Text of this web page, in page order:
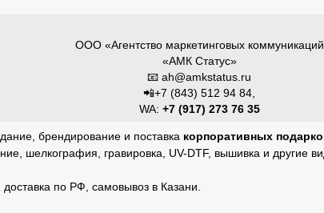
ООО «Агентство маркетинговых коммуникаций
«АМК Статус»
📧 ah@amkstatus.ru
📲+7 (843) 512 94 84,
WA: +7 (917) 273 76 35
брендирование и поставка корпоративных
шелкография, гравировка, UV-DTF, вышивка и другие
доставка по РФ, самовывоз в Казани.